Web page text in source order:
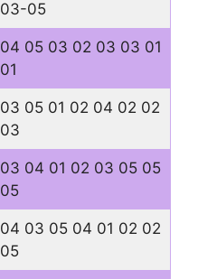
03-05
04 05 03 02 03 03 01
01
03 05 01 02 04 02 02
03
03 04 01 02 03 05 05
05
04 03 05 04 01 02 02
05